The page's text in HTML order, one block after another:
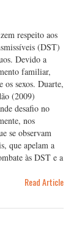
respeito aos
(DST)
Devido a
familiar,
os sexos. Duarte,
(2009)
desafio no
nos
se observam
que apelam a
às DST e a
Read Article